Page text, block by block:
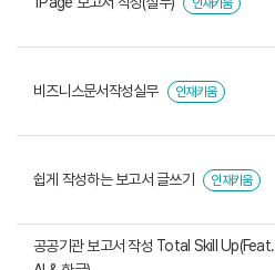
인재키움
비즈니스문서작성실무 인재키움
쉽게 작성하는 보고서 글쓰기 인재키움
공공기관 보고서 작성 Total Skill Up(Feat.